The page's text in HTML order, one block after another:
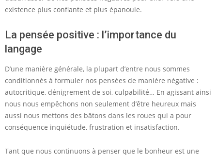
existence plus confiante et plus épanouie.
La pensée positive : l’importance du
langage
D’une manière générale, la plupart d’entre nous sommes
conditionnés à formuler nos pensées de manière négative :
autocritique, dénigrement de soi, culpabilité… En agissant ainsi
nous nous empêchons non seulement d’être heureux mais
aussi nous mettons des bâtons dans les roues qui a pour
conséquence inquiétude, frustration et insatisfaction.
Tant que nous continuons à penser que le bonheur est une